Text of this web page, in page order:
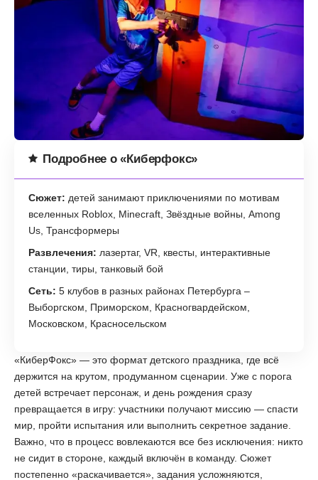
Подробнее о «Киберфокс»
Сюжет: детей занимают приключениями по мотивам
вселенных Roblox, Minecraft, Звёздные войны, Among
Us, Трансформеры
Развлечения: лазертаг, VR, квесты, интерактивные
станции, тиры, танковый бой
Сеть: 5 клубов в разных районах Петербурга –
Выборгском, Приморском, Красногвардейском,
Московском, Красносельском
«КиберФокс» — это формат детского праздника, где всё
держится на крутом, продуманном сценарии. Уже с порога
детей встречает персонаж, и день рождения сразу
превращается в игру: участники получают миссию — спасти
мир, пройти испытания или выполнить секретное задание.
Важно, что в процесс вовлекаются все без исключения: никто
не сидит в стороне, каждый включён в команду. Сюжет
постепенно «раскачивается», задания усложняются,